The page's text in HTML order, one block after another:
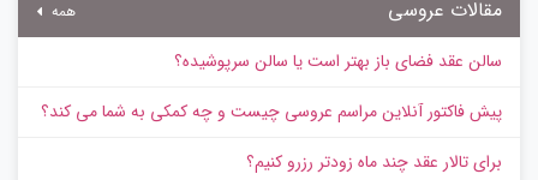
مقالات عروسی همه
سالن عقد فضای باز بهتر است یا سالن سرپوشیده؟
پیش‌ فاکتور آنلاین مراسم عروسی چیست و چه کمکی به شما می کند؟
برای تالار عقد چند ماه زودتر رزرو کنیم؟